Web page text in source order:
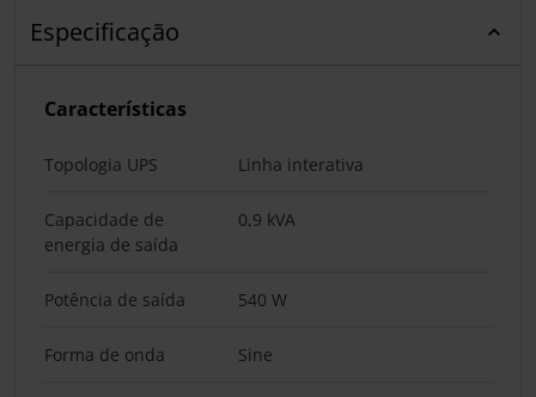
Especificação
Características
Topologia UPS Linha interativa
Capacidade de
energia de saída
0,9 kVA
Potência de saída 540 W
Forma de onda Sine